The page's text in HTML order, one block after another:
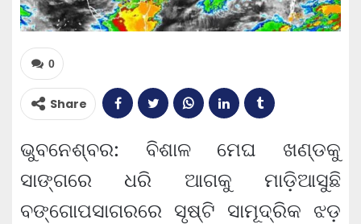
0
Share
ଭୁବନେଶ୍ବର: ବିଶାଳ ମେଘ ଖଣ୍ଡକୁ
ସାଙ୍ଗରେ ଧରି ଆଗକୁ ମାଡ଼ିଆସୁଛି
ବଙ୍ଗୋପସାଗରରେ ସୃଷ୍ଟି ସାମୂଦ୍ରିକ ଝଡ଼